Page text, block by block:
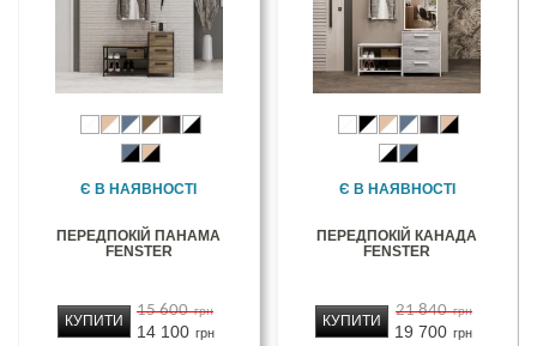
Є В НАЯВНОСТІ
ПЕРЕДПОКІЙ ПАНАМА
FENSTER
15 600 грн
14 100 грн
КУПИТИ
Є В НАЯВНОСТІ
ПЕРЕДПОКІЙ КАНАДА
FENSTER
21 840 грн
19 700 грн
КУПИТИ